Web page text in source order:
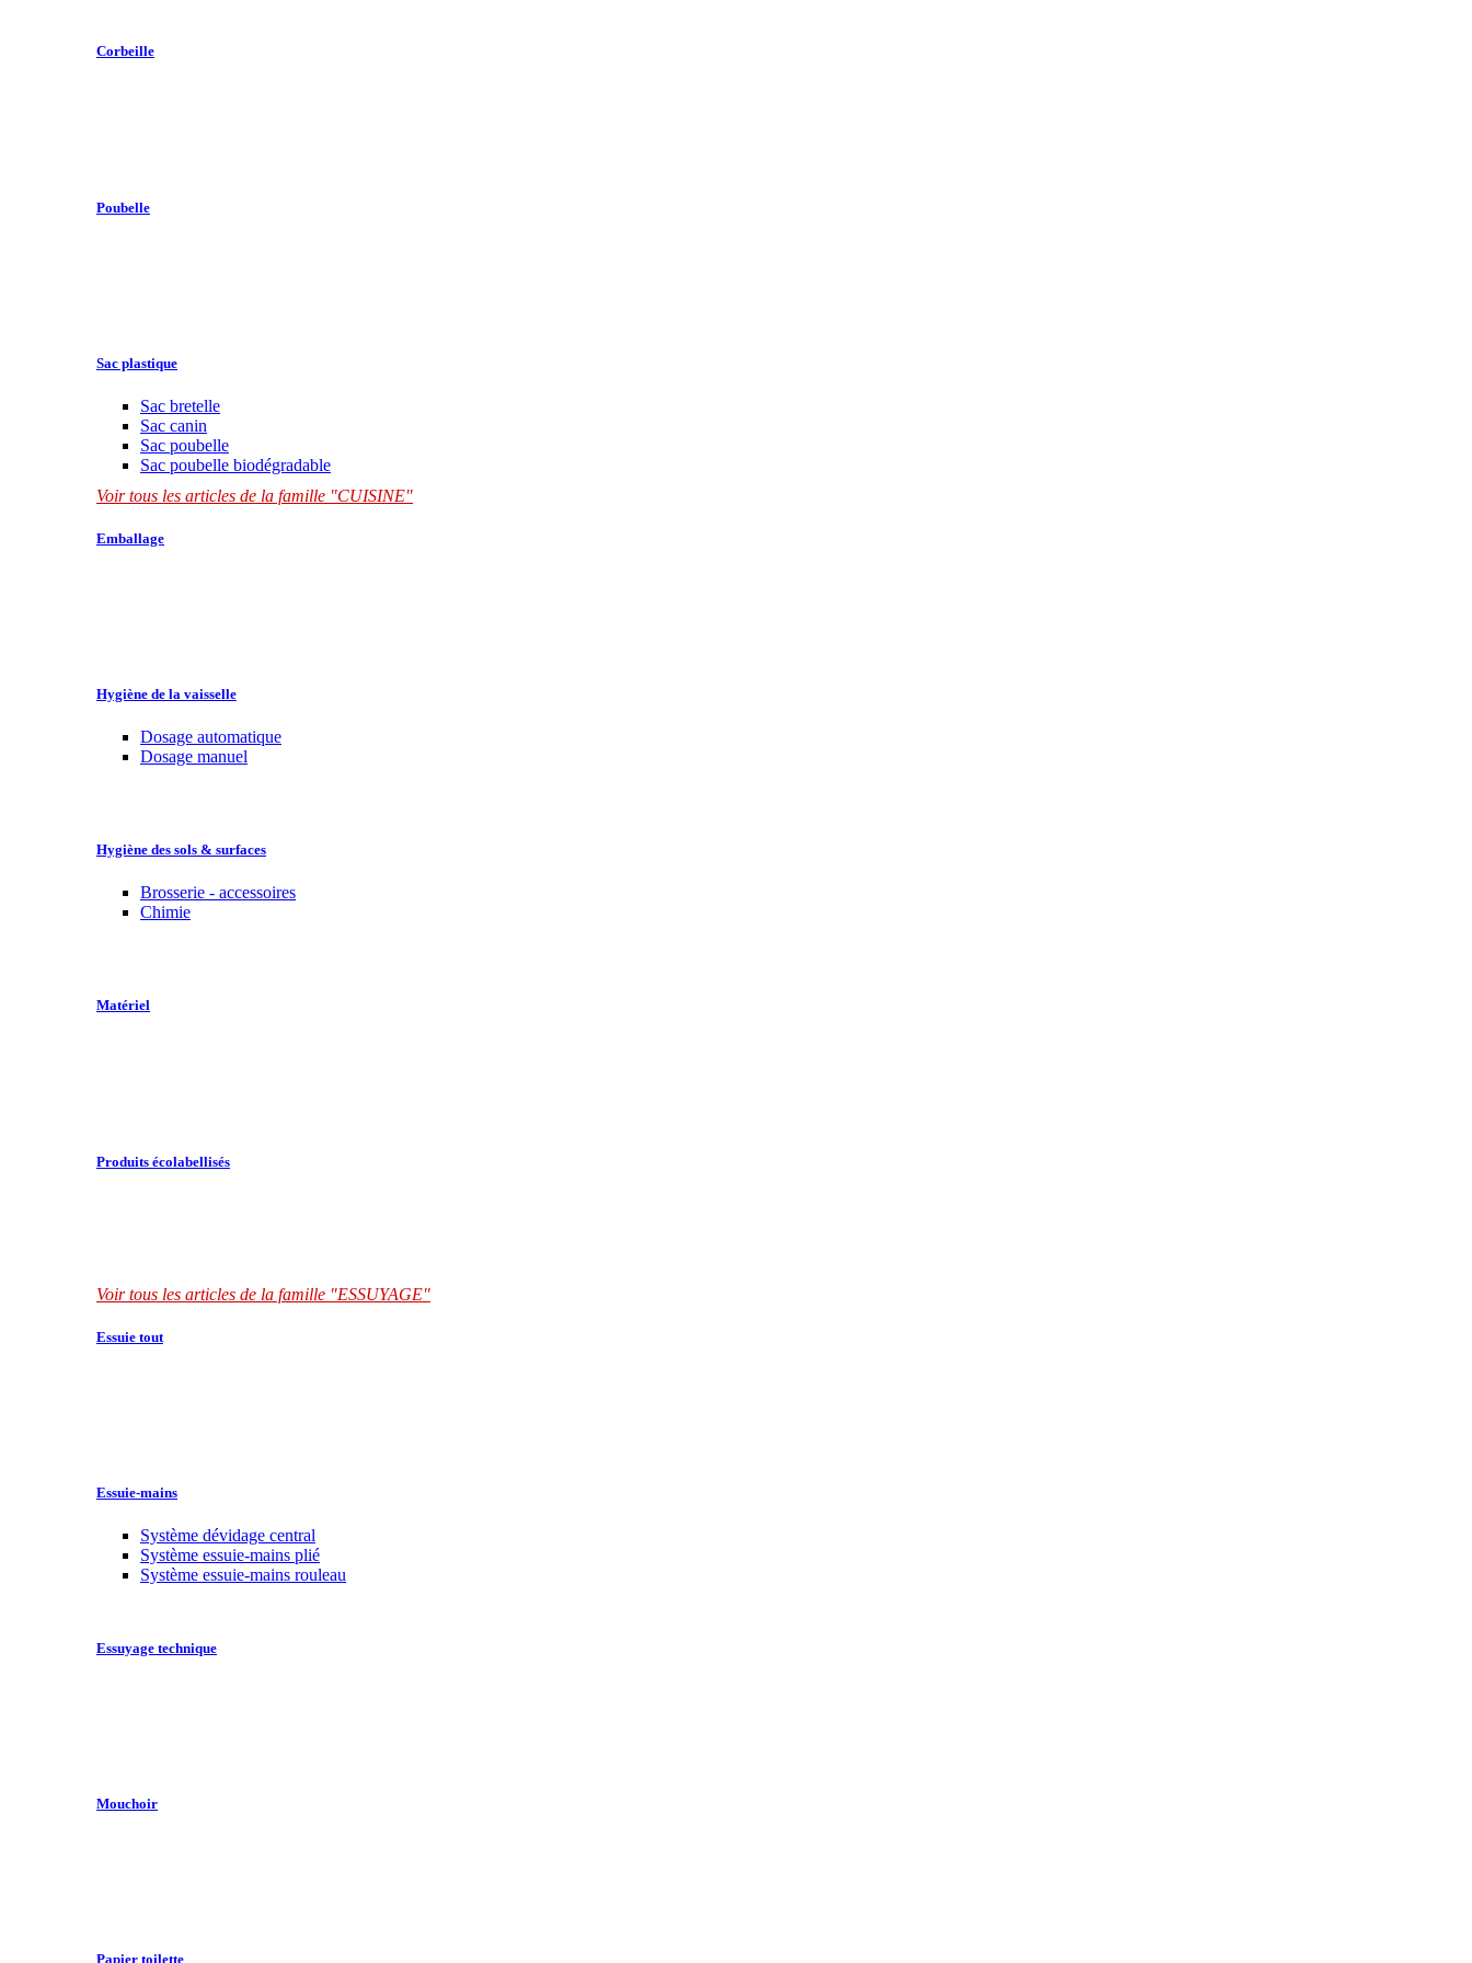
Corbeille
Poubelle
Sac plastique
Sac bretelle
Sac canin
Sac poubelle
Sac poubelle biodégradable
Voir tous les articles de la famille "CUISINE"
Emballage
Hygiène de la vaisselle
Dosage automatique
Dosage manuel
Hygiène des sols & surfaces
Brosserie - accessoires
Chimie
Matériel
Produits écolabellisés
Voir tous les articles de la famille "ESSUYAGE"
Essuie tout
Essuie-mains
Système dévidage central
Système essuie-mains plié
Système essuie-mains rouleau
Essuyage technique
Mouchoir
Papier toilette